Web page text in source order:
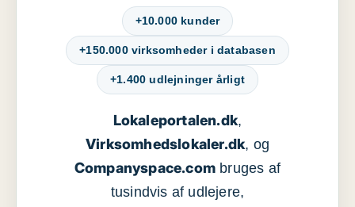
+10.000 kunder
+150.000 virksomheder i databasen
+1.400 udlejninger årligt
Lokaleportalen.dk,
Virksomhedslokaler.dk, og
Companyspace.com bruges af
tusindvis af udlejere,